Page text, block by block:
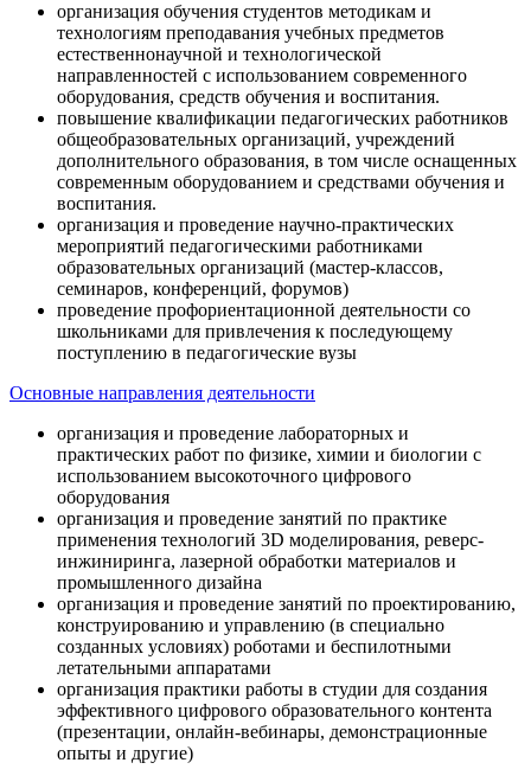
организация обучения студентов методикам и
технологиям преподавания учебных предметов
естественнонаучной и технологической
направленностей с использованием современного
оборудования, средств обучения и воспитания.
повышение квалификации педагогических работников
общеобразовательных организаций, учреждений
дополнительного образования, в том числе оснащенных
современным оборудованием и средствами обучения и
воспитания.
организация и проведение научно-практических
мероприятий педагогическими работниками
образовательных организаций (мастер-классов,
семинаров, конференций, форумов)
проведение профориентационной деятельности со
школьниками для привлечения к последующему
поступлению в педагогические вузы
Основные направления деятельности
организация и проведение лабораторных и
практических работ по физике, химии и биологии с
использованием высокоточного цифрового
оборудования
организация и проведение занятий по практике
применения технологий 3D моделирования, реверс-
инжиниринга, лазерной обработки материалов и
промышленного дизайна
организация и проведение занятий по проектированию,
конструированию и управлению (в специально
созданных условиях) роботами и беспилотными
летательными аппаратами
организация практики работы в студии для создания
эффективного цифрового образовательного контента
(презентации, онлайн-вебинары, демонстрационные
опыты и другие)